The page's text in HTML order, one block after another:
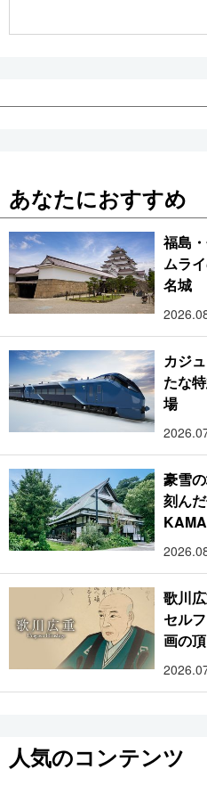
あなたにおすすめ
福島
ムラ
名城
カジ
たな
場
豪雪
刻ん
歌川
セル
画の
人気のコンテンツ